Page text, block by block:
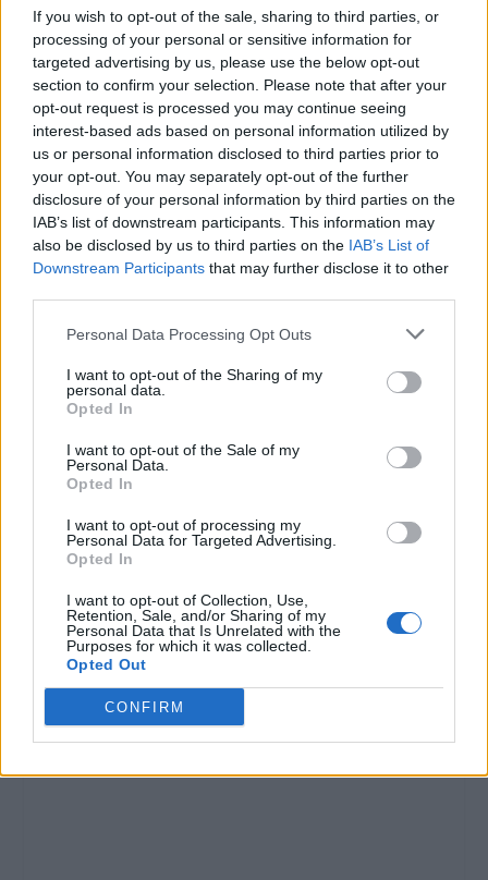
If you wish to opt-out of the sale, sharing to third parties, or
processing of your personal or sensitive information for
targeted advertising by us, please use the below opt-out
section to confirm your selection. Please note that after your
opt-out request is processed you may continue seeing
interest-based ads based on personal information utilized by
us or personal information disclosed to third parties prior to
your opt-out. You may separately opt-out of the further
disclosure of your personal information by third parties on the
IAB’s list of downstream participants. This information may
also be disclosed by us to third parties on the IAB’s List of
Downstream Participants that may further disclose it to other
Personal Data Processing Opt Outs
I want to opt-out of the Sharing of my
personal data.
Opted In
I want to opt-out of the Sale of my
Personal Data.
Opted In
I want to opt-out of processing my
Personal Data for Targeted Advertising.
Opted In
I want to opt-out of Collection, Use,
Retention, Sale, and/or Sharing of my
Personal Data that Is Unrelated with the
Purposes for which it was collected.
Opted Out
CONFIRM
di stima ma alla fine,
nessuno dice chi
pagherà l’acqua dei
nomadi e il problema
sul quale la
maggioranza rischiava
un scivolone, non è
stato chiarito. La
richiesta di revoca
delle deleghe
all’assessore era stata
presentata da Paolo
Ronchetti,…
29 Novembre 2011
In "Tortona"
sconfessa l’assessore
3 Novembre 2011
In "Tortona"
TORTONA: L’acqua
non pagata dai nomadi
fa scattare la verifica
nella maggioranza e
l’assessore rischia
L’acqua non pagata da
nomadi rischia di
creare un caso
comunale Franco
del Pdl, infatti, ha
chiesto una verifica
politica interna alla
maggioranza volta ad
individuare la
responsabilità delle
dell’assessore ai
Servizi sociali Laura
Castellano, che
nell’ultimo Consiglio
ha assicurato che a
pagare…
10 Novembre 2011
CONDIVIDERE:
VALUTARE: